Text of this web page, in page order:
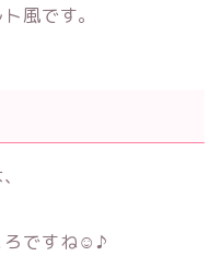
風です。
ろですね☺♪